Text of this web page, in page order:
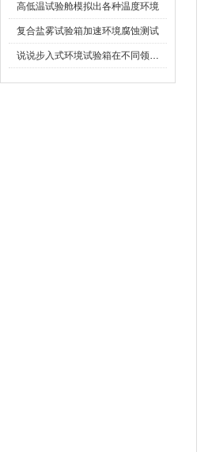
高低温试验舱模拟出各种温度环境
复合盐雾试验箱加速环境腐蚀测试
说说步入式环境试验箱在不同领域的应用